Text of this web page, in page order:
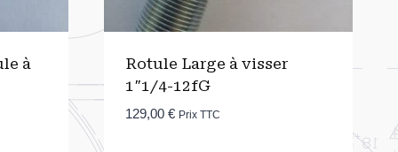
à
Rotule Large à visser
1″1/4-12fG
129,00 € Prix TTC